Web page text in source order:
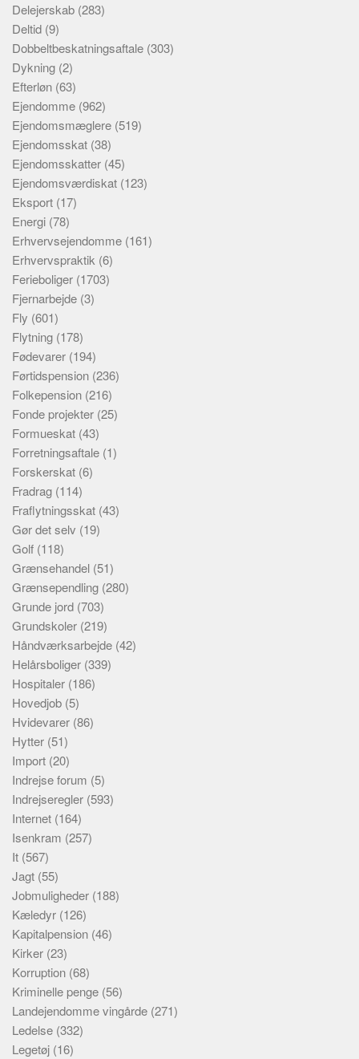
Delejerskab (283)
Deltid (9)
Dobbeltbeskatningsaftale (303)
Dykning (2)
Efterløn (63)
Ejendomme (962)
Ejendomsmæglere (519)
Ejendomsskat (38)
Ejendomsskatter (45)
Ejendomsværdiskat (123)
Eksport (17)
Energi (78)
Erhvervsejendomme (161)
Erhvervspraktik (6)
Ferieboliger (1703)
Fjernarbejde (3)
Fly (601)
Flytning (178)
Fødevarer (194)
Førtidspension (236)
Folkepension (216)
Fonde projekter (25)
Formueskat (43)
Forretningsaftale (1)
Forskerskat (6)
Fradrag (114)
Fraflytningsskat (43)
Gør det selv (19)
Golf (118)
Grænsehandel (51)
Grænsependling (280)
Grunde jord (703)
Grundskoler (219)
Håndværksarbejde (42)
Helårsboliger (339)
Hospitaler (186)
Hovedjob (5)
Hvidevarer (86)
Hytter (51)
Import (20)
Indrejse forum (5)
Indrejseregler (593)
Internet (164)
Isenkram (257)
It (567)
Jagt (55)
Jobmuligheder (188)
Kæledyr (126)
Kapitalpension (46)
Kirker (23)
Korruption (68)
Kriminelle penge (56)
Landejendomme vingårde (271)
Ledelse (332)
Legetøj (16)